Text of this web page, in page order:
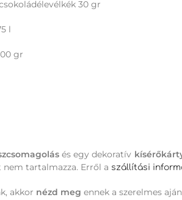
30 gr
l
gr
és egy dekoratív
tartalmazza. Erről a szállítási
akkor nézd meg ennek a szerelmes